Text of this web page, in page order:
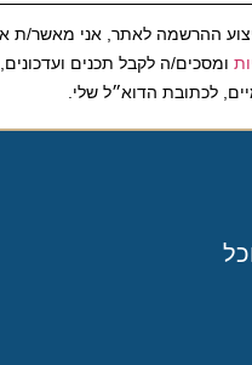
ההרשמה לאתר, אני מאשר/ת את
ה לקבל תכנים ועדכונים,
לכתובת הדוא״ל שלי.